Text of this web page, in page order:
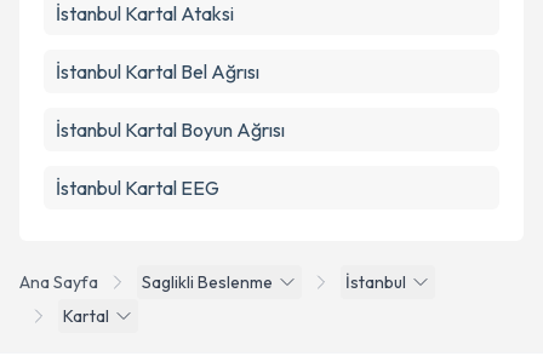
Ana Sayfa Saglikli Beslenme
İstanbul
Kartal
İstanbul Kartal Ataksi
İstanbul Kartal Bel Ağrısı
İstanbul Kartal Boyun Ağrısı
İstanbul Kartal EEG